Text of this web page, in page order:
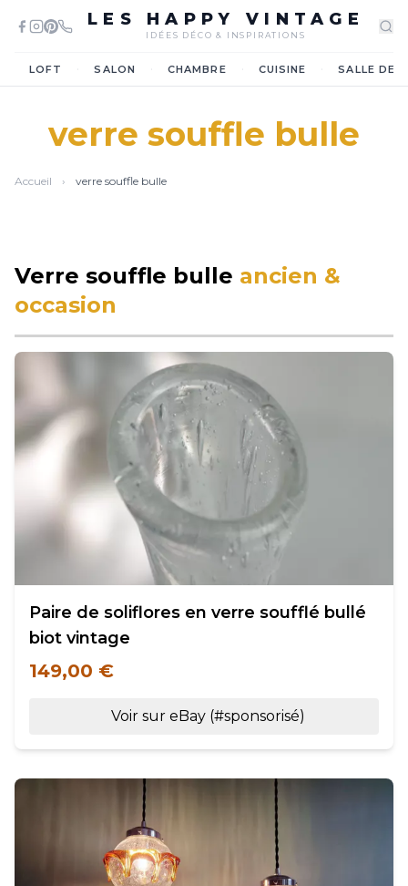
LES HAPPY VINTAGE
IDÉES DÉCO & INSPIRATIONS
LOFT SALON CHAMBRE CUISINE SALLE DE
verre souffle bulle
Accueil › verre souffle bulle
Verre souffle bulle ancien &
occasion
Paire de soliflores en verre soufflé bullé
biot vintage
149,00 €
Voir sur eBay (#sponsorisé)